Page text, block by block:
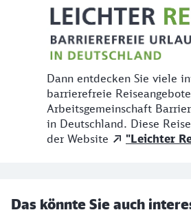
Dann entdecken Sie viele
barrierefreie
Arbeitsgemeinschaft
in Deutschland. Diese
der Website
"Leichter
Das könnte Sie auch